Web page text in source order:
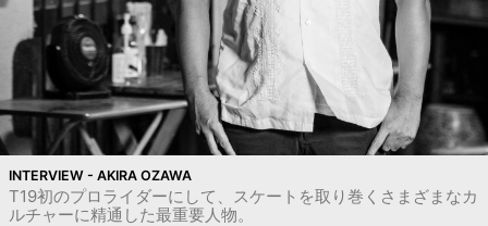
INTERVIEW - AKIRA OZAWA
T19初のプロライダーにして、スケートを取り巻くさまざまなカ
ルチャーに精通した最重要人物。